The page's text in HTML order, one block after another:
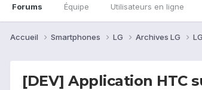
Forums Équipe Utilisateurs en ligne
Accueil Smartphones LG Archives LG
[DEV] Application HTC